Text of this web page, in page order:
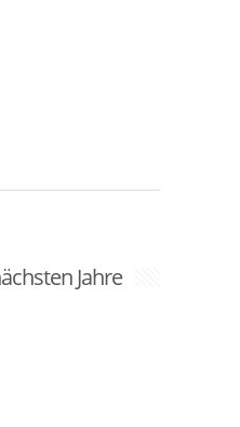
Jahre